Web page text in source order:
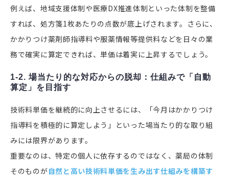
例えば、地域支援体制や医療DX推進体制といった体制を整備
すれば、処方箋1枚あたりの点数が底上げされます。さらに、
かかりつけ薬剤師指導料や服薬情報等提供料などを日々の業
務で確実に算定できれば、単価は着実に上昇するでしょう。
1-2. 場当たり的な対応からの脱却：仕組みで「自動
算定」を目指す
技術料単価を継続的に向上させるには、「今月はかかりつけ
指導料を積極的に算定しよう」といった場当たり的な取り組
みには限界があります。
重要なのは、特定の個人に依存するのではなく、薬局の体制
そのものが自然と高い技術料単価を生み出す仕組みを構築す